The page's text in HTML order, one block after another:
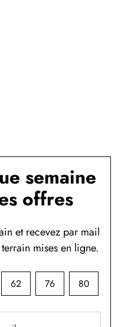
semaine
offres
et recevez par mail
mises en ligne.
62 76 80